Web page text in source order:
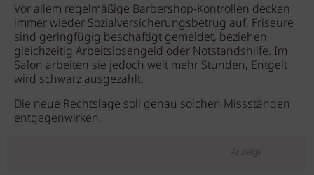
Vor allem regelmäßige Barbershop-Kontrollen decken
immer wieder Sozialversicherungsbetrug auf. Friseure
sind geringfügig beschäftigt gemeldet, beziehen
gleichzeitig Arbeitslosengeld oder Notstandshilfe. Im
Salon arbeiten sie jedoch weit mehr Stunden, Entgelt
wird schwarz ausgezahlt.
Die neue Rechtslage soll genau solchen Missständen
entgegenwirken.
Anzeige